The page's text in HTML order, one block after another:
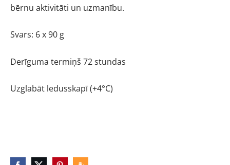
bērnu aktivitāti un uzmanību.
Svars: 6 x 90 g
Derīguma termiņš 72 stundas
Uzglabāt ledusskapī (+4°C)